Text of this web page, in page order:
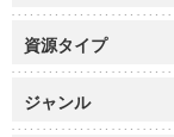
資源タイプ
ジャンル